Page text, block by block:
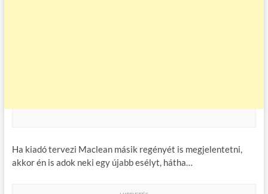
Ha kiadó tervezi Maclean másik regényét is megjelentetni,
akkor én is adok neki egy újabb esélyt, hátha…